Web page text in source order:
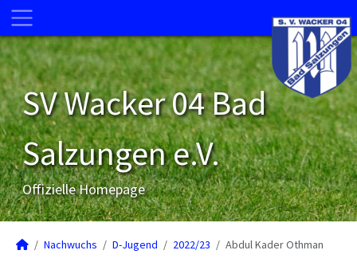
SV Wacker 04 Bad
Salzungen e.V.
Offizielle Homepage
Nachwuchs D-Jugend 2022/23 Abdul Kader Othman